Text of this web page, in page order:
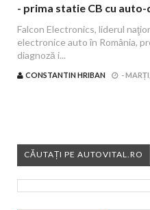
- prima statie CB cu auto-
Falcon Electronics, liderul
electronice auto în România,
diagnoză i...
CONSTANTIN HRIBAN -
CĂUTAȚI PE AUTOVITAL.RO